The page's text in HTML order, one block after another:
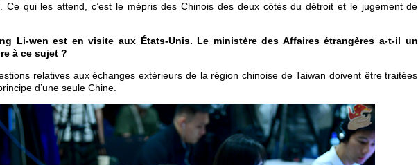
Ce qui les attend, c’est le mépris des Chinois des deux côtés du détroit et le jugement de
Li-wen est en visite aux États-Unis. Le ministère des Affaires étrangères a-t-il un
à ce sujet ?
relatives aux échanges extérieurs de la région chinoise de Taiwan doivent être traitées
d’une seule Chine.